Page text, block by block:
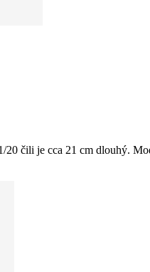
čili je cca 21 cm dlouhý.